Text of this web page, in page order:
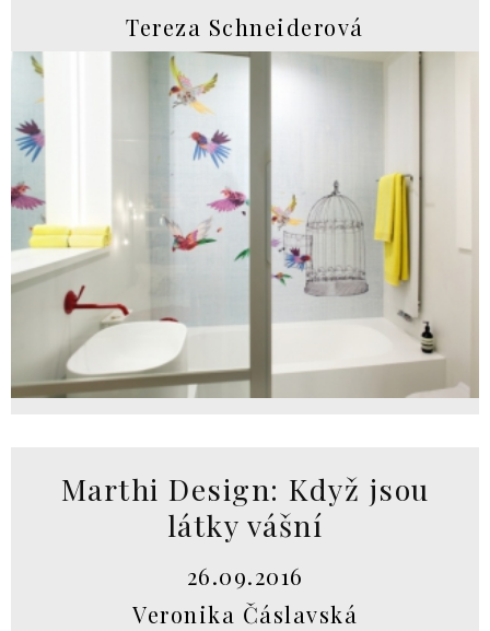
Tereza Schneiderová
Marthi Design: Když jsou
látky vášní
26.09.2016
Veronika Čáslavská